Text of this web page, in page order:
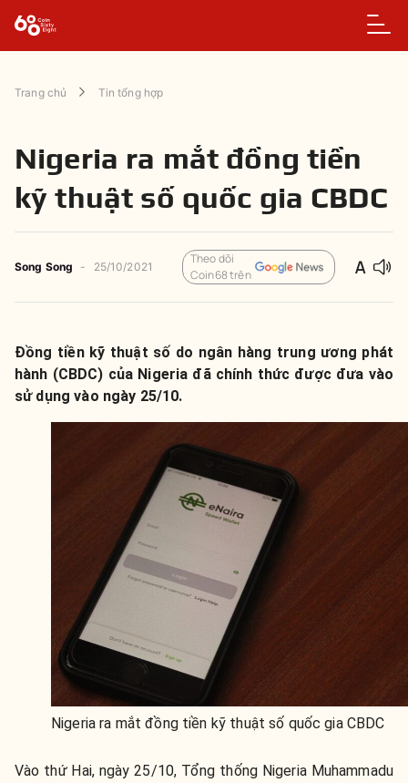
Trang chủ Tin tổng hợp
Nigeria ra mắt đồng tiền
kỹ thuật số quốc gia CBDC
Song Song - 25/10/2021
Theo dõi
Coin68 trên
Đồng tiền kỹ thuật số do ngân hàng trung ương phát
hành (CBDC) của Nigeria đã chính thức được đưa vào
sử dụng vào ngày 25/10.
Nigeria ra mắt đồng tiền kỹ thuật số quốc gia CBDC
Vào thứ Hai, ngày 25/10, Tổng thống Nigeria Muhammadu